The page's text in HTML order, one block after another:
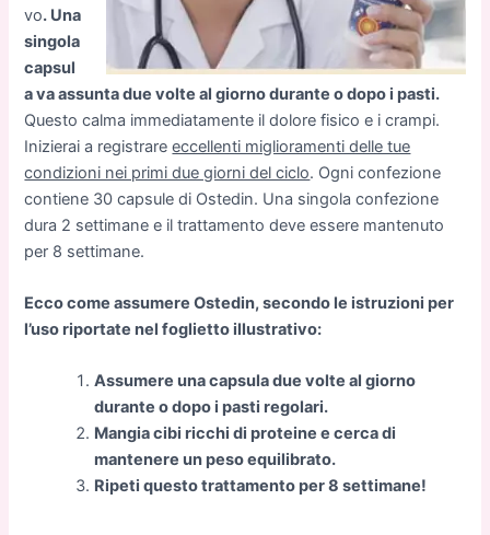
vo. Una
singola
capsul
a va assunta due volte al giorno durante o dopo i pasti.
Questo calma immediatamente il dolore fisico e i crampi.
Inizierai a registrareeccellenti miglioramenti delle tue
condizioni nei primi due giorni del ciclo. Ogni confezione
contiene 30 capsule di Ostedin. Una singola confezione
dura 2 settimane e il trattamento deve essere mantenuto
per 8 settimane.
Ecco come assumere Ostedin, secondo le istruzioni per
l’uso riportate nel foglietto illustrativo:
Assumere una capsula due volte al giorno
durante o dopo i pasti regolari.
Mangia cibi ricchi di proteine e cerca di
mantenere un peso equilibrato.
Ripeti questo trattamento per 8 settimane!